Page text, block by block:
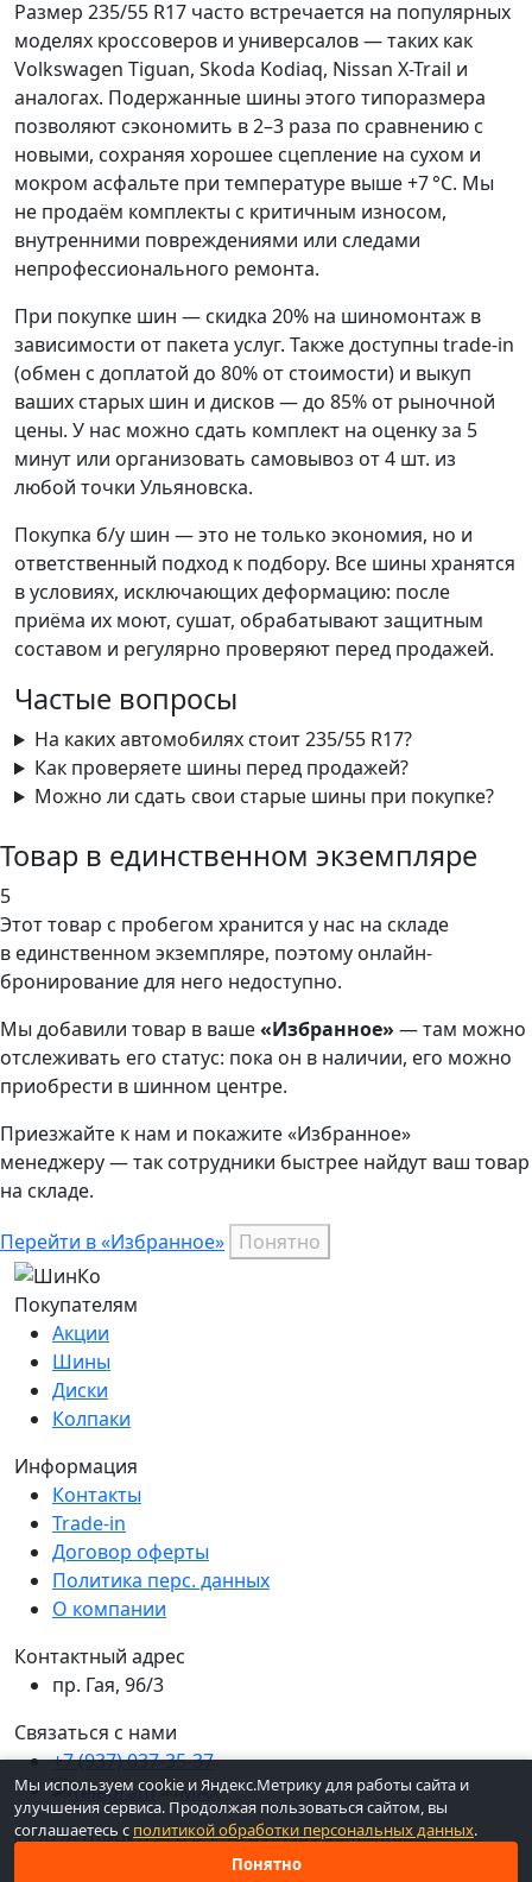
Размер 235/55 R17 часто встречается на популярных
моделях кроссоверов и универсалов — таких как
Volkswagen Tiguan, Skoda Kodiaq, Nissan X-Trail и
аналогах. Подержанные шины этого типоразмера
позволяют сэкономить в 2–3 раза по сравнению с
новыми, сохраняя хорошее сцепление на сухом и
мокром асфальте при температуре выше +7 °C. Мы
не продаём комплекты с критичным износом,
внутренними повреждениями или следами
непрофессионального ремонта.
При покупке шин — скидка 20% на шиномонтаж в
зависимости от пакета услуг. Также доступны trade-in
(обмен с доплатой до 80% от стоимости) и выкуп
ваших старых шин и дисков — до 85% от рыночной
цены. У нас можно сдать комплект на оценку за 5
минут или организовать самовывоз от 4 шт. из
любой точки Ульяновска.
Покупка б/у шин — это не только экономия, но и
ответственный подход к подбору. Все шины хранятся
в условиях, исключающих деформацию: после
приёма их моют, сушат, обрабатывают защитным
составом и регулярно проверяют перед продажей.
Частые вопросы
На каких автомобилях стоит 235/55 R17?
Как проверяете шины перед продажей?
Можно ли сдать свои старые шины при покупке?
Товар в единственном экземпляре
5
Этот товар с пробегом хранится у нас на складе
в единственном экземпляре, поэтому онлайн-
бронирование для него недоступно.
Мы добавили товар в ваше«Избранное» — там можно
отслеживать его статус: пока он в наличии, его можно
приобрести в шинном центре.
Приезжайте к нам и покажите «Избранное»
менеджеру — так сотрудники быстрее найдут ваш товар
на складе.
Перейти в «Избранное» Понятно
Покупателям
Акции
Шины
Диски
Колпаки
Информация
Контакты
Trade-in
Договор оферты
Политика перс. данных
О компании
Контактный адрес
пр. Гая, 96/3
Связаться с нами
+7 (937) 037-35-37
© 2026 ШинКо Всё в 1. Все права защищены.
Мы используем cookie и Яндекс.Метрику для работы сайта и
улучшения сервиса. Продолжая пользоваться сайтом, вы
соглашаетесь с политикой обработки персональных данных.
Понятно